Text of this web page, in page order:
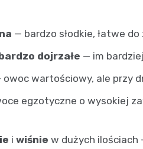
— bardzo słodkie, łatwe
dojrzałe — im
owoc wartościowy, ale przy
egzotyczne o wysokiej
i wiśnie w dużych ilościach